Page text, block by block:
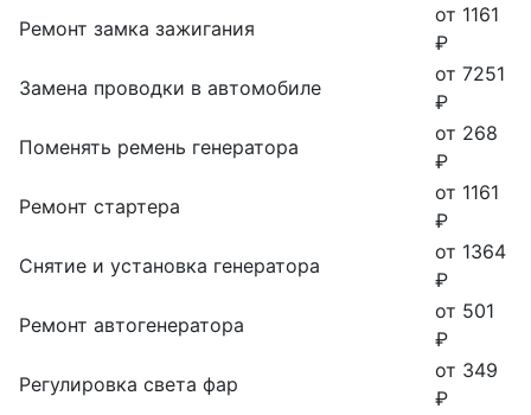
Ремонт замка зажигания
от 1161
₽
Замена проводки в автомобиле
от 7251
₽
Поменять ремень генератора
от 268
₽
Ремонт стартера
от 1161
₽
Снятие и установка генератора
от 1364
₽
Ремонт автогенератора
от 501
₽
Регулировка света фар
от 349
₽